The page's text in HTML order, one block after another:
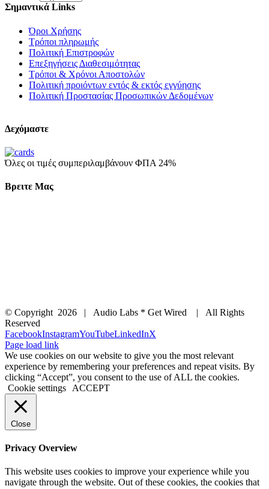
Σημαντικά Links
Όροι Χρήσης
Τρόποι πληρωμής
Πολιτική Επιστροφών
Επεξηγήσεις Διαθεσιμότητας
Τρόποι & Χρόνοι Αποστολών
Πολιτική προιόντων εντός & εκτός εγγύησης
Πολιτική Προστασίας Προσωπικών Δεδομένων
Δεχόμαστε
Όλες οι τιμές συμπεριλαμβάνουν ΦΠΑ 24%
Βρειτε Μας
© Copyright 2026 | Audio Labs * Get Wired | All Rights
Reserved
FacebookInstagramYouTubeLinkedInX
Page load link
We use cookies on our website to give you the most relevant
experience by remembering your preferences and repeat visits. By
clicking “Accept”, you consent to the use of ALL the cookies.
Cookie settings
ACCEPT
Close
Privacy Overview
This website uses cookies to improve your experience while you
navigate through the website. Out of these cookies, the cookies that